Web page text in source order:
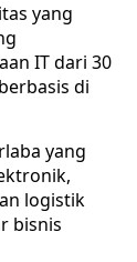
yang
IT dari 30
di
yang
logistik
bisnis